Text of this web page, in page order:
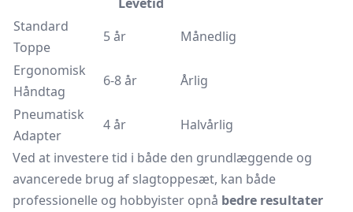
Standard
Toppe
5 år
Månedlig
Ergonomisk
Håndtag
6-8 år
Årlig
Pneumatisk
Adapter
4 år
Halvårlig
Ved at investere tid i både den grundlæggende og
avancerede brug af slagtoppesæt, kan både
professionelle og hobbyister opnå bedre resultater